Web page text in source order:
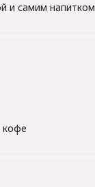
и самим напитком
кофе